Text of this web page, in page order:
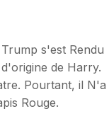
s'est Rendu
de Harry.
Pourtant, il N'a
Rouge.